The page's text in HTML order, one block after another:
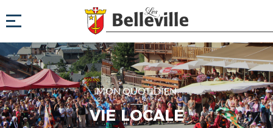
MON QUOTIDIEN
VIE LOCALE